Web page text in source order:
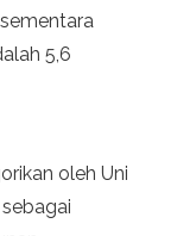
5,6
oleh Uni